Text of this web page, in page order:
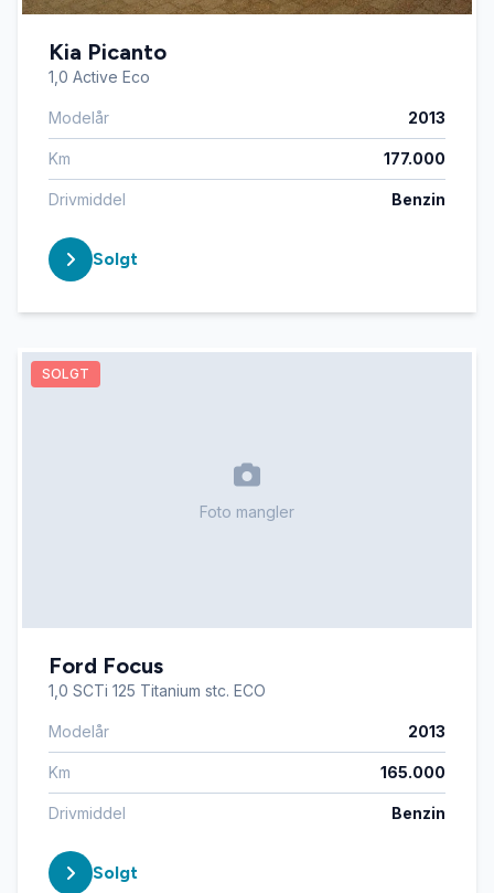
Kia Picanto
1,0 Active Eco
Modelår 2013
Km 177.000
Drivmiddel Benzin
Solgt
SOLGT
Foto mangler
Ford Focus
1,0 SCTi 125 Titanium stc. ECO
Modelår 2013
Km 165.000
Drivmiddel Benzin
Solgt